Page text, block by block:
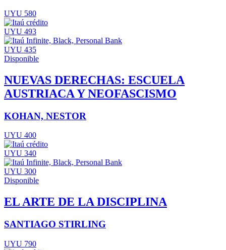
UYU 580
UYU 493
UYU 435
Disponible
NUEVAS DERECHAS: ESCUELA
AUSTRIACA Y NEOFASCISMO
KOHAN, NESTOR
UYU 400
UYU 340
UYU 300
Disponible
EL ARTE DE LA DISCIPLINA
SANTIAGO STIRLING
UYU 790